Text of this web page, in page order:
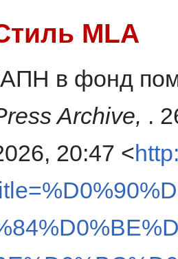
MLA
в фонд
Archive, .
20:47 <